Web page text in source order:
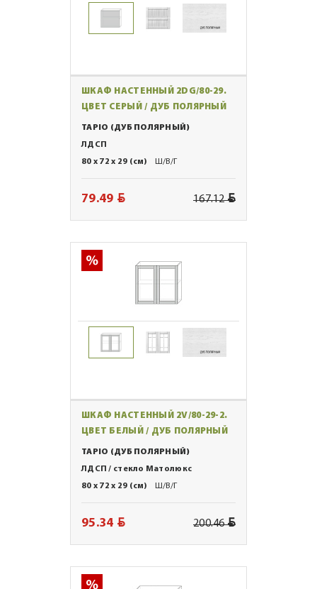
ШКАФ НАСТЕННЫЙ 2DG/80-29.
ЦВЕТ СЕРЫЙ / ДУБ ПОЛЯРНЫЙ
TAPIO (ДУБ ПОЛЯРНЫЙ)
ЛДСП
80 x 72 x 29 (см)
Ш/В/Г
79.49 BYN 167.12BYN
ШКАФ НАСТЕННЫЙ 2V/80-29-2.
ЦВЕТ БЕЛЫЙ / ДУБ ПОЛЯРНЫЙ
TAPIO (ДУБ ПОЛЯРНЫЙ)
ЛДСП / стекло Матолюкс
80 x 72 x 29 (см)
Ш/В/Г
95.34 BYN 200.46BYN